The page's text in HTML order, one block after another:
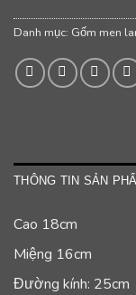
Danh mục: Gốm men
THÔNG TIN SẢN
Cao 18cm
Miệng 16cm
Đường kính: 25cm